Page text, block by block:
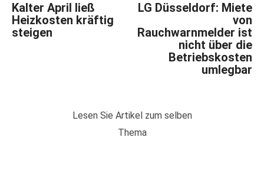
Kalter April ließ
Heizkosten kräftig
steigen
LG Düsseldorf: Miete
von
Rauchwarnmelder ist
nicht über die
Betriebskosten
umlegbar
Lesen Sie Artikel zum selben
Thema